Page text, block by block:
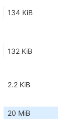
134 KiB
132 KiB
2.2 KiB
20 MiB